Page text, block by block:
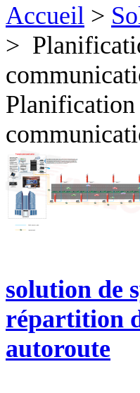
Accueil >
>
Planification
solution de
répartition
autoroute